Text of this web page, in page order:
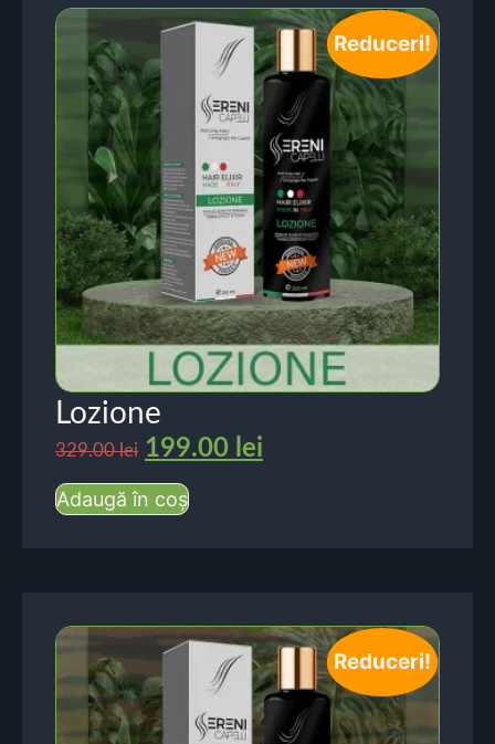
Reduceri!
Lozione
329.00lei 199.00 lei
Adaugă în coș
Reduceri!